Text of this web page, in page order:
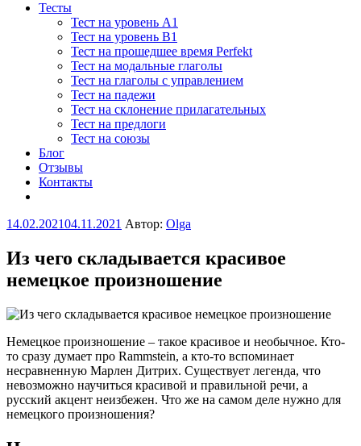
Тесты
Тест на уровень A1
Тест на уровень B1
Тест на прошедшее время Perfekt
Тест на модальные глаголы
Тест на глаголы с управлением
Тест на падежи
Тест на склонение прилагательных
Тест на предлоги
Тест на союзы
Блог
Отзывы
Контакты
Опубликовано
14.02.202104.11.2021 Автор: Olga
Из чего складывается красивое
немецкое произношение
Немецкое произношение – такое красивое и необычное. Кто-
то сразу думает про Rammstein, а кто-то вспоминает
несравненную Марлен Дитрих. Существует легенда, что
невозможно научиться красивой и правильной речи, а
русский акцент неизбежен. Что же на самом деле нужно для
немецкого произношения?